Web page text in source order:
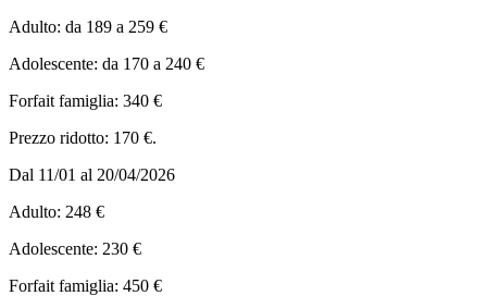
Adulto: da 189 a 259 €
Adolescente: da 170 a 240 €
Forfait famiglia: 340 €
Prezzo ridotto: 170 €.
Dal 11/01 al 20/04/2026
Adulto: 248 €
Adolescente: 230 €
Forfait famiglia: 450 €